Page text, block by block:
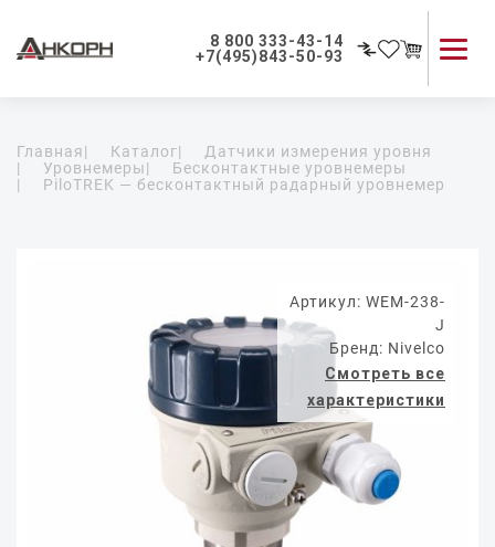
8 800 333-43-14
+7(495)843-50-93
Применение приборов
Как мы работаем
Главная| Каталог|
Датчики измерения уровня
|
Уровнемеры|
Бесконтактные уровнемеры
|
PiloTREK — бесконтактный радарный уровнемер
Артикул: WEM-238-
J
Бренд: Nivelco
Смотреть все
характеристики